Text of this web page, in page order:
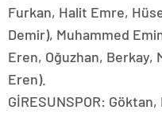
Furkan, Halit Emre,
Demir), Muhammed
Eren, Oğuzhan, Berkay,
Eren).
GİRESUNSPOR: